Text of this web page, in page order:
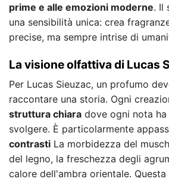
prime e alle emozioni moderne. Il
una sensibilità unica: crea
precise, ma sempre intrise di
La visione olfattiva di Lucas
Per Lucas Sieuzac, un profumo
raccontare una storia. Ogni
struttura chiara dove ogni nota
svolgere. È particolarmente
contrasti La morbidezza del
del legno, la freschezza degli
calore dell'ambra orientale.